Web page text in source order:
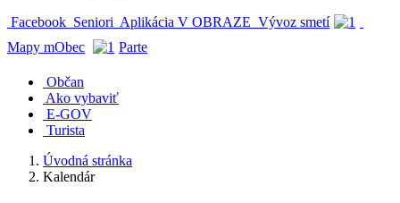
Facebook Seniori Aplikácia V OBRAZE Vývoz smetí
Mapy mObec
Parte
Občan
Ako vybaviť
E-GOV
Turista
Úvodná stránka
Kalendár